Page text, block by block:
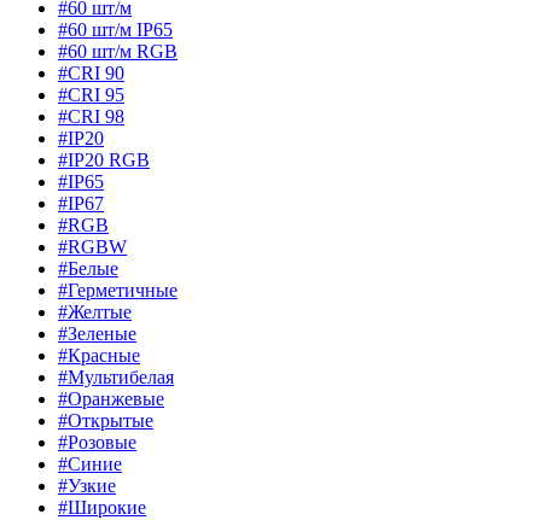
#60 шт/м
#60 шт/м IP65
#60 шт/м RGB
#CRI 90
#CRI 95
#CRI 98
#IP20
#IP20 RGB
#IP65
#IP67
#RGB
#RGBW
#Белые
#Герметичные
#Желтые
#Зеленые
#Красные
#Мультибелая
#Оранжевые
#Открытые
#Розовые
#Синие
#Узкие
#Широкие